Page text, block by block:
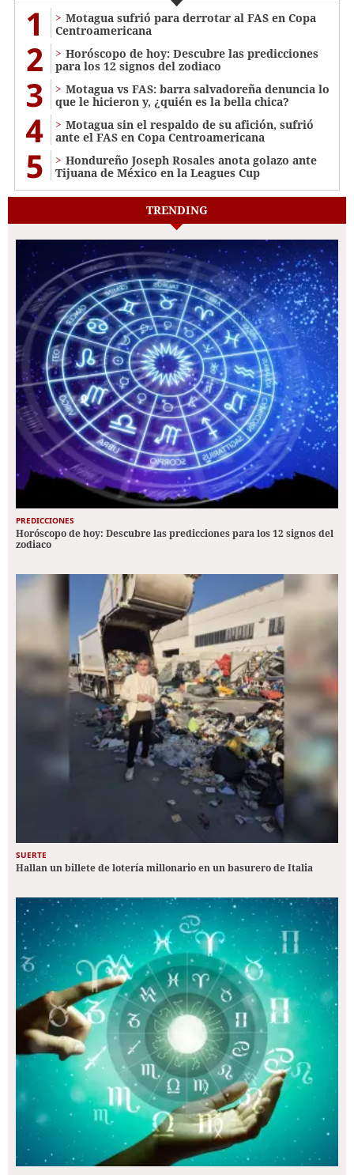
1
Motagua sufrió para derrotar al FAS en Copa
Centroamericana
2
Horóscopo de hoy: Descubre las predicciones
para los 12 signos del zodiaco
3
Motagua vs FAS: barra salvadoreña denuncia lo
que le hicieron y, ¿quién es la bella chica?
4
Motagua sin el respaldo de su afición, sufrió
ante el FAS en Copa Centroamericana
5
Hondureño Joseph Rosales anota golazo ante
Tijuana de México en la Leagues Cup
TRENDING
PREDICCIONES
Horóscopo de hoy: Descubre las predicciones para los 12 signos del
zodiaco
SUERTE
Hallan un billete de lotería millonario en un basurero de Italia